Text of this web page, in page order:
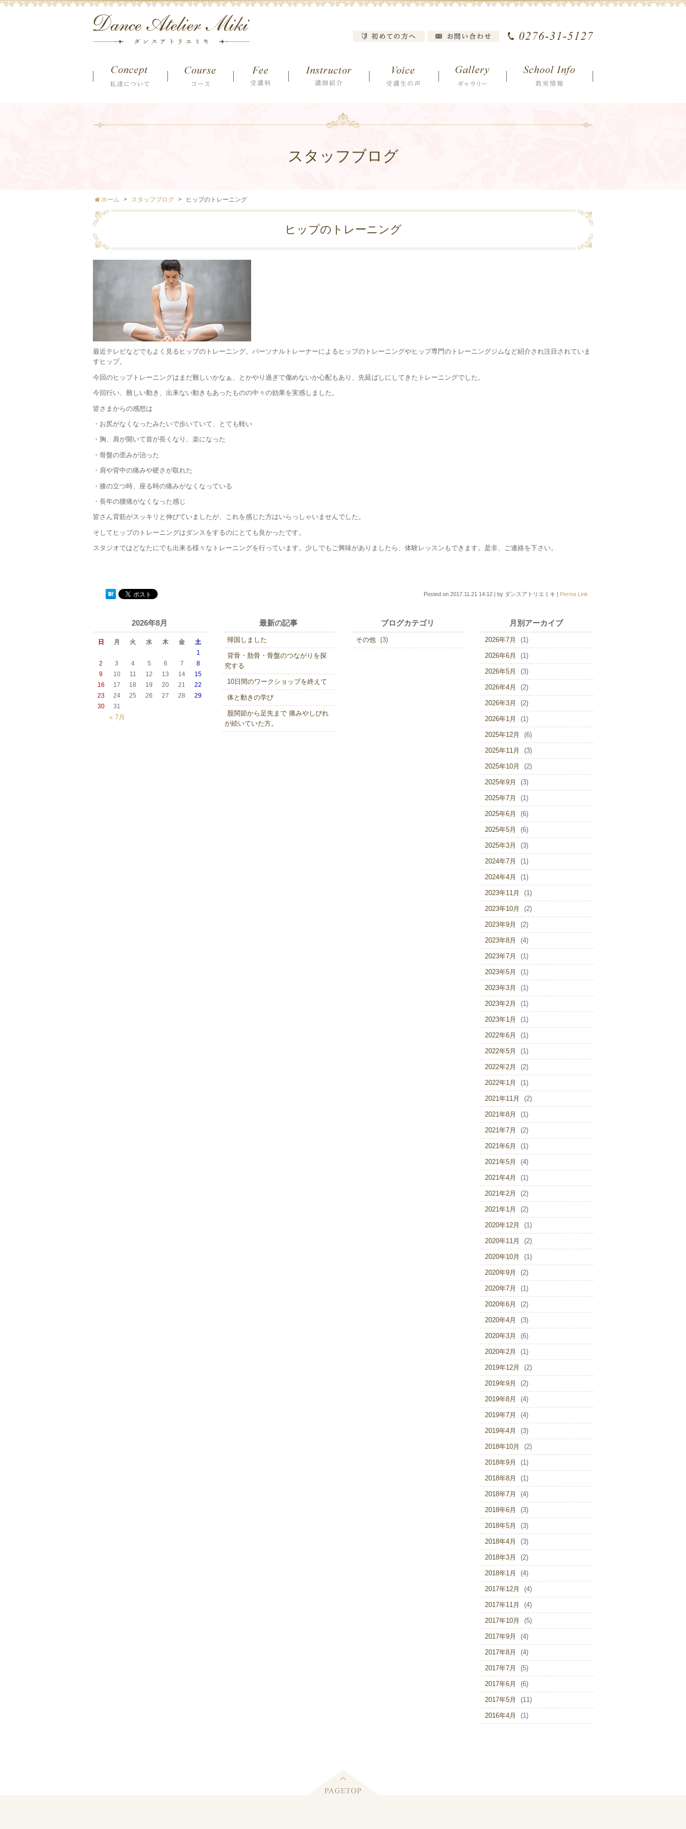
スタッフブログ
ホーム スタッフブログ ヒップのトレーニング
ヒップのトレーニング
最近テレビなどでもよく見るヒップのトレーニング。パーソナルトレーナーによるヒップのトレーニングやヒップ専門のトレーニングジムなど紹介され注目されていま
すヒップ。
今回のヒップトレーニングはまだ難しいかなぁ、とかやり過ぎで傷めないか心配もあり、先延ばしにしてきたトレーニングでした。
今回行い、難しい動き、出来ない動きもあったものの中々の効果を実感しました。
皆さまからの感想は
・お尻がなくなったみたいで歩いていて、とても軽い
・胸、肩が開いて首が長くなり、楽になった
・骨盤の歪みが治った
・肩や背中の痛みや硬さが取れた
・膝の立つ時、座る時の痛みがなくなっている
・長年の腰痛がなくなった感じ
皆さん背筋がスッキリと伸びていましたが、これを感じた方はいらっしゃいませんでした。
そしてヒップのトレーニングはダンスをするのにとても良かったです。
スタジオではどなたにでも出来る様々なトレーニングを行っています。少しでもご興味がありましたら、体験レッスンもできます。是非、ご連絡を下さい。
Posted on 2017.11.21 14:12 by ダンスアトリエミキ Perma Link
2026年8月
日 月 火 水 木 金 土
« 7月
1
2
3 4 5 6 7
8
9
10 11 12 13 14
15
16
17 18 19 20 21
22
23
24 25 26 27 28
29
30
31
最新の記事
帰国しました
背骨・肋骨・骨盤のつながりを探
究する
10日間のワークショップを終えて
体と動きの学び
股関節から足先まで 痛みやしびれ
が続いていた方。
ブログカテゴリ
その他 (3)
月別アーカイブ
2026年7月 (1)
2026年6月 (1)
2026年5月 (3)
2026年4月 (2)
2026年3月 (2)
2026年1月 (1)
2025年12月 (6)
2025年11月 (3)
2025年10月 (2)
2025年9月 (3)
2025年7月 (1)
2025年6月 (6)
2025年5月 (6)
2025年3月 (3)
2024年7月 (1)
2024年4月 (1)
2023年11月 (1)
2023年10月 (2)
2023年9月 (2)
2023年8月 (4)
2023年7月 (1)
2023年5月 (1)
2023年3月 (1)
2023年2月 (1)
2023年1月 (1)
2022年6月 (1)
2022年5月 (1)
2022年2月 (2)
2022年1月 (1)
2021年11月 (2)
2021年8月 (1)
2021年7月 (2)
2021年6月 (1)
2021年5月 (4)
2021年4月 (1)
2021年2月 (2)
2021年1月 (2)
2020年12月 (1)
2020年11月 (2)
2020年10月 (1)
2020年9月 (2)
2020年7月 (1)
2020年6月 (2)
2020年4月 (3)
2020年3月 (6)
2020年2月 (1)
2019年12月 (2)
2019年9月 (2)
2019年8月 (4)
2019年7月 (4)
2019年4月 (3)
2018年10月 (2)
2018年9月 (1)
2018年8月 (1)
2018年7月 (4)
2018年6月 (3)
2018年5月 (3)
2018年4月 (3)
2018年3月 (2)
2018年1月 (4)
2017年12月 (4)
2017年11月 (4)
2017年10月 (5)
2017年9月 (4)
2017年8月 (4)
2017年7月 (5)
2017年6月 (6)
2017年5月 (11)
2016年4月 (1)